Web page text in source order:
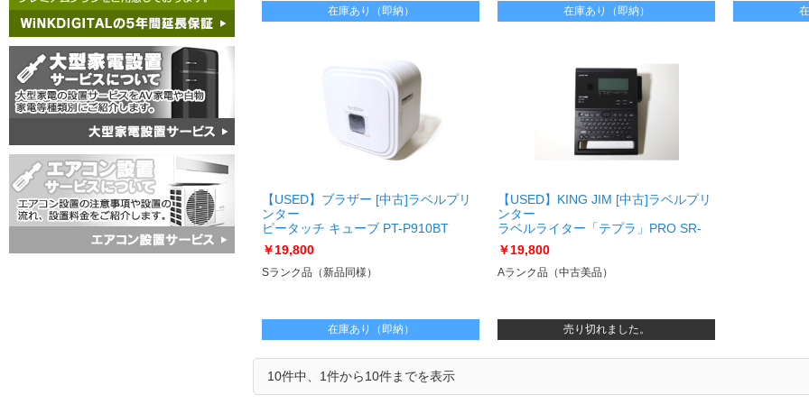
在庫あり（即納） 在庫あり（即納）
【USED】ブラザー [中古]ラベルプリ
ンター
ピータッチ キューブ PT-P910BT
[USED]u061593 PT-P910BT
￥19,800
Sランク品（新品同様）
在庫あり（即納）
【USED】KING JIM [中古]ラベルプリ
ンター
ラベルライター「テプラ」PRO SR-
R980 [USED]u061652 SR-R980
￥19,800
Aランク品（中古美品）
売り切れました。
10件中、1件から10件までを表示